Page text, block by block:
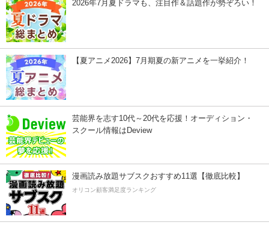
2026年7月夏ドラマも、注目作＆話題作が勢ぞろい！
【夏アニメ2026】7月期夏の新アニメを一挙紹介！
芸能界を志す10代～20代を応援！オーディション・
スクール情報はDeview
漫画読み放題サブスクおすすめ11選【徹底比較】
オリコン顧客満足度ランキング